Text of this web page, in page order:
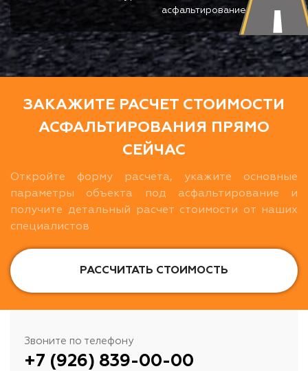
асфальтирование
ЗАКАЖИТЕ РАСЧЕТ СТОИМОСТИ
АСФАЛЬТИРОВАНИЯ ПРЯМО
СЕЙЧАС
Откройте форму расчета, укажите основные
параметры объекта под асфальтирование и
получите детальный расчет стоимости от наших
специалистов
РАССЧИТАТЬ СТОИМОСТЬ
Звоните по телефону
+7 (926) 839-00-00